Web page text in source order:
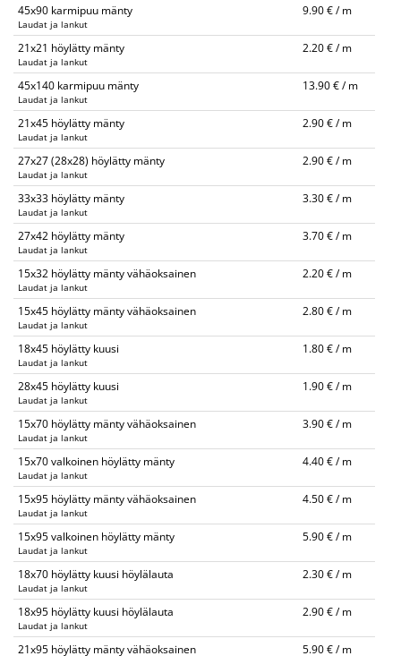
45x90 karmipuu mänty
Laudat ja lankut
9.90 € / m
21x21 höylätty mänty
Laudat ja lankut
2.20 € / m
45x140 karmipuu mänty
Laudat ja lankut
13.90 € / m
21x45 höylätty mänty
Laudat ja lankut
2.90 € / m
27x27 (28x28) höylätty mänty
Laudat ja lankut
2.90 € / m
33x33 höylätty mänty
Laudat ja lankut
3.30 € / m
27x42 höylätty mänty
Laudat ja lankut
3.70 € / m
15x32 höylätty mänty vähäoksainen
Laudat ja lankut
2.20 € / m
15x45 höylätty mänty vähäoksainen
Laudat ja lankut
2.80 € / m
18x45 höylätty kuusi
Laudat ja lankut
1.80 € / m
28x45 höylätty kuusi
Laudat ja lankut
1.90 € / m
15x70 höylätty mänty vähäoksainen
Laudat ja lankut
3.90 € / m
15x70 valkoinen höylätty mänty
Laudat ja lankut
4.40 € / m
15x95 höylätty mänty vähäoksainen
Laudat ja lankut
4.50 € / m
15x95 valkoinen höylätty mänty
Laudat ja lankut
5.90 € / m
18x70 höylätty kuusi höylälauta
Laudat ja lankut
2.30 € / m
18x95 höylätty kuusi höylälauta
Laudat ja lankut
2.90 € / m
21x95 höylätty mänty vähäoksainen 5.90 € / m